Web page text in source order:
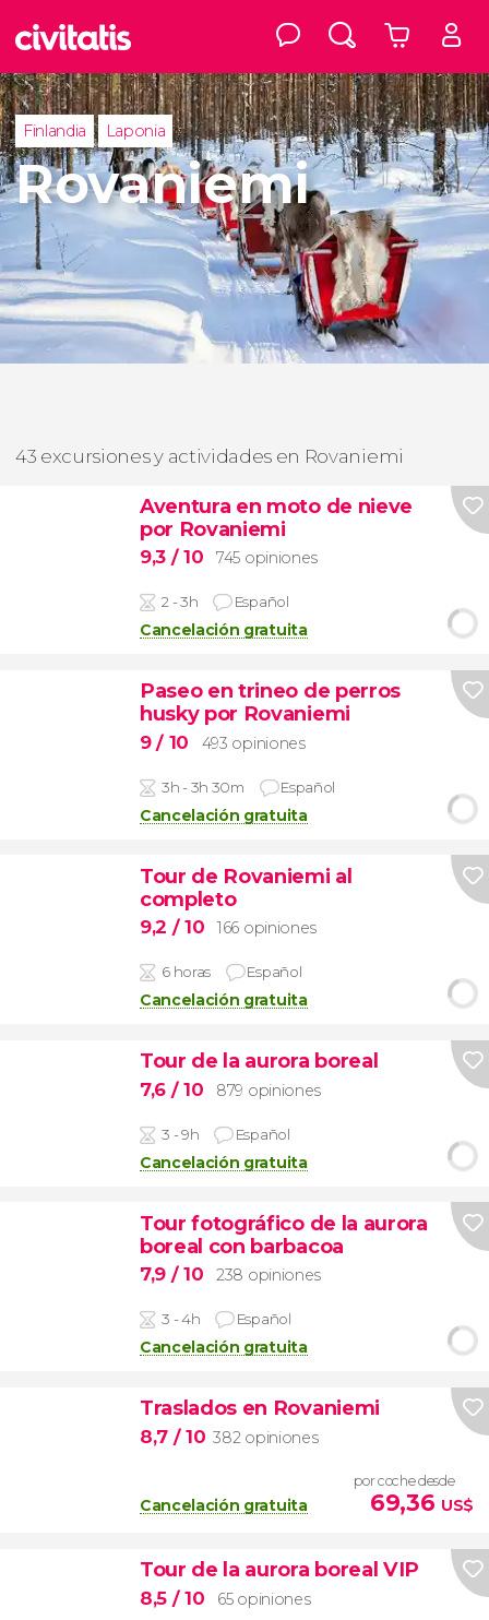
Finlandia Laponia
Rovaniemi
43 excursiones y actividades en Rovaniemi
Aventura en moto de nieve
por Rovaniemi
9,3 / 10 745 opiniones
2 - 3h Español
Cancelación gratuita
Paseo en trineo de perros
husky por Rovaniemi
9/ 10 493 opiniones
3h - 3h 30m Español
Cancelación gratuita
Tour de Rovaniemi al
completo
9,2 / 10 166 opiniones
6 horas Español
Cancelación gratuita
Tour de la aurora boreal
7,6 / 10 879 opiniones
3 - 9h Español
Cancelación gratuita
Tour fotográfico de la aurora
boreal con barbacoa
7,9 / 10 238 opiniones
3 - 4h Español
Cancelación gratuita
Traslados en Rovaniemi
8,7 / 10 382 opiniones
Cancelación gratuita
por coche desde
69,36 US$
Tour de la aurora boreal VIP
8,5 / 10 65 opiniones